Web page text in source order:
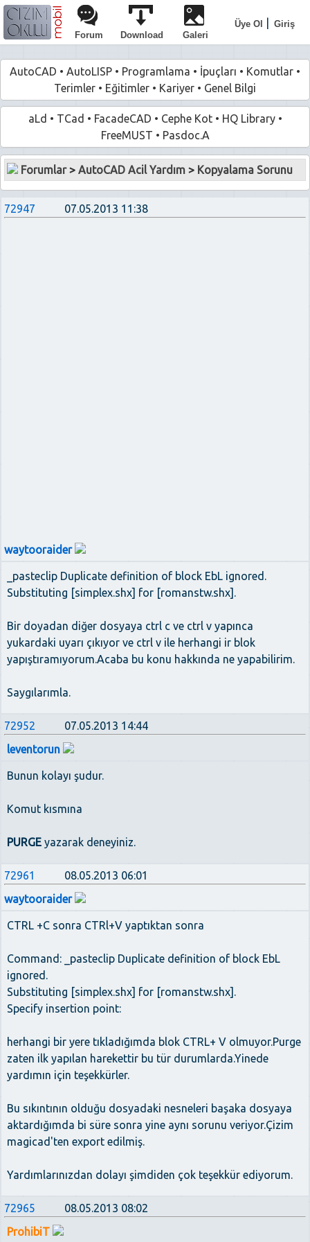
Üye Ol
Giriş
Forum
Download Galeri
AutoCAD • AutoLISP • Programlama • İpuçları • Komutlar •
Terimler • Eğitimler • Kariyer • Genel Bilgi
aLd • TCad • FacadeCAD • Cephe Kot• HQ Library•
FreeMUST • Pasdoc.A
Forumlar>AutoCAD Acil Yardım > Kopyalama Sorunu
72947 07.05.2013 11:38
waytooraider
_pasteclip Duplicate definition of block EbL ignored.
Substituting [simplex.shx] for [romanstw.shx].
Bir doyadan diğer dosyaya ctrl c ve ctrl v yapınca
yukardaki uyarı çıkıyor ve ctrl v ile herhangi ir blok
yapıştıramıyorum.Acaba bu konu hakkında ne yapabilirim.
Saygılarımla.
72952
07.05.2013 14:44
leventorun
Bunun kolayı şudur.
Komut kısmına
PURGE yazarak deneyiniz.
72961
08.05.2013 06:01
waytooraider
CTRL +C sonra CTRl+V yaptıktan sonra
Command: _pasteclip Duplicate definition of block EbL
ignored.
Substituting [simplex.shx] for [romanstw.shx].
Specify insertion point:
herhangi bir yere tıkladığımda blok CTRL+ V olmuyor.Purge
zaten ilk yapılan harekettir bu tür durumlarda.Yinede
yardımın için teşekkürler.
Bu sıkıntının olduğu dosyadaki nesneleri başaka dosyaya
aktardığımda bi süre sonra yine aynı sorunu veriyor.Çizim
magicad'ten export edilmiş.
Yardımlarınızdan dolayı şimdiden çok teşekkür ediyorum.
72965
08.05.2013 08:02
ProhibiT